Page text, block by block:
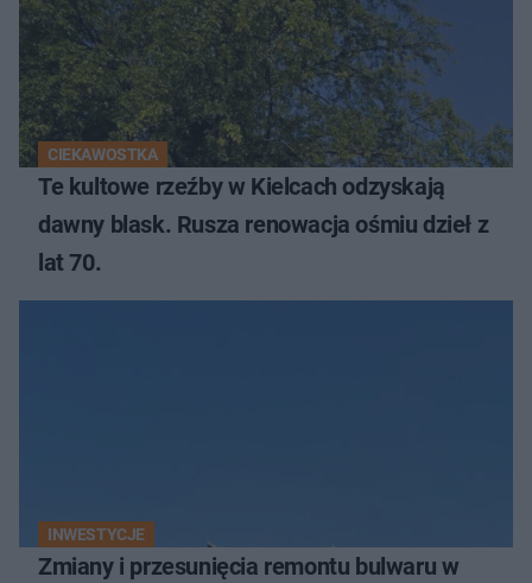
CIEKAWOSTKA
Te kultowe rzeźby w Kielcach odzyskają
dawny blask. Rusza renowacja ośmiu dzieł z
lat 70.
INWESTYCJE
Zmiany i przesunięcia remontu bulwaru w